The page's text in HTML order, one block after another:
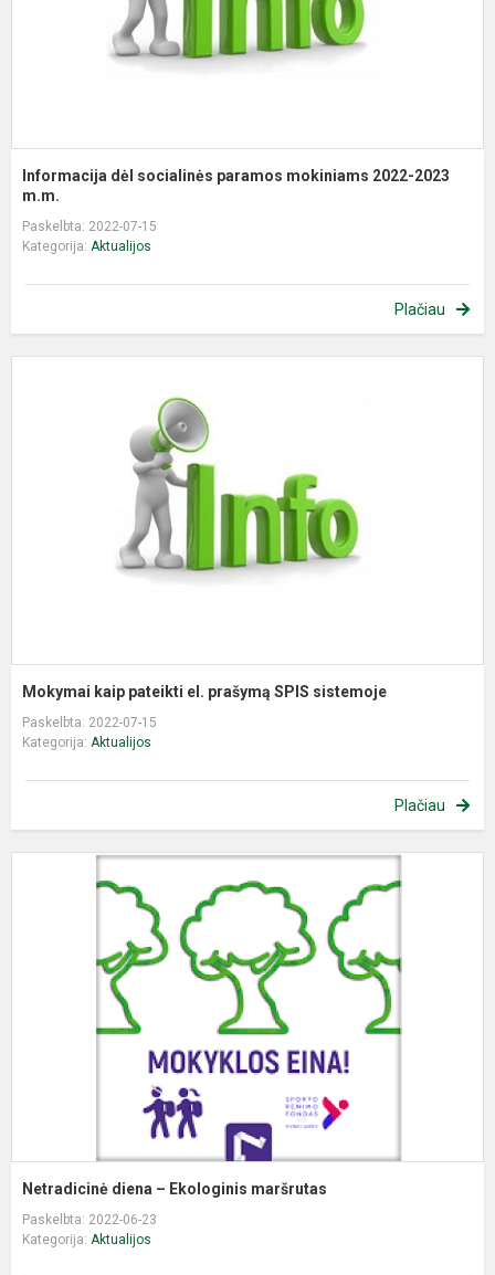
Informacija dėl socialinės paramos mokiniams 2022-2023
m.m.
Paskelbta: 2022-07-15
Kategorija: Aktualijos
Plačiau
Mokymai kaip pateikti el. prašymą SPIS sistemoje
Paskelbta: 2022-07-15
Kategorija: Aktualijos
Plačiau
Netradicinė diena – Ekologinis maršrutas
Paskelbta: 2022-06-23
Kategorija: Aktualijos